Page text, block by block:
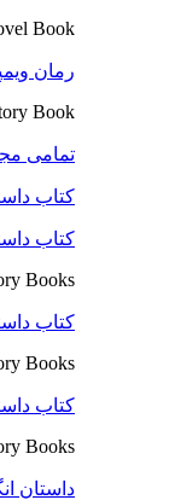
Book
رمان
Book
تمامی
کتاب
کتاب
Books
کتاب
Books
کتاب
Books
داستان